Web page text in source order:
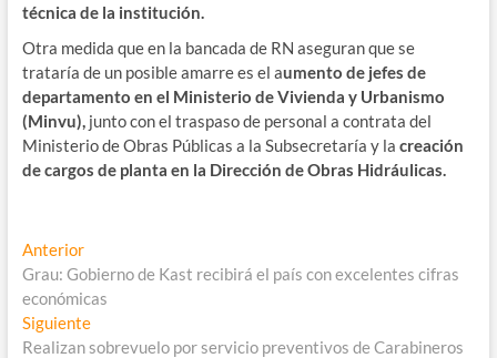
técnica de la institución.
Otra medida que en la bancada de RN aseguran que se
trataría de un posible amarre es el aumento de jefes de
departamento en el Ministerio de Vivienda y Urbanismo
(Minvu),junto con el traspaso de personal a contrata del
Ministerio de Obras Públicas a la Subsecretaría y la creación
de cargos de planta en la Dirección de Obras Hidráulicas.
Navegación
de
entradas
AnteriorEntrada
anterior:
Grau: Gobierno de Kast recibirá el país con excelentes cifras
económicas
SiguienteEntrada
siguiente:
Realizan sobrevuelo por servicio preventivos de Carabineros